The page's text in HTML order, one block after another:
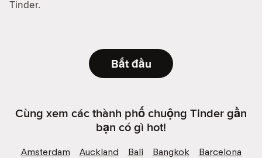
Tinder.
Bắt đầu
Cùng xem các thành phố chuộng Tinder gần
bạn có gì hot!
Amsterdam Auckland Bali Bangkok
Barcelona